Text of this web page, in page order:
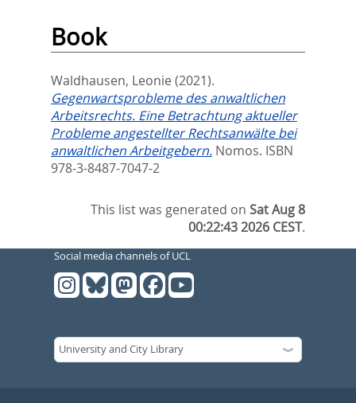
Book
Waldhausen, Leonie (2021).
Gegenwartsprobleme des anwaltlichen
Arbeitsrechts. Eine Betrachtung aktueller
Probleme angestellter Rechtsanwälte bei
anwaltlichen Arbeitgebern. Nomos. ISBN
978-3-8487-7047-2
This list was generated onSat Aug 8
00:22:43 2026 CEST.
Social media channels of UCL